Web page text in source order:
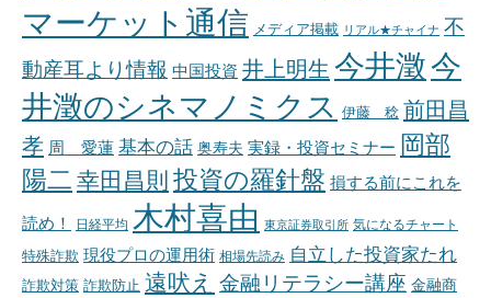
マーケット通信 メディア掲載 リアル★チャイナ 不
動産耳より情報 中国投資 井上明生 今井澂今
井澂のシネマノミクス 伊藤 稔 前田昌
孝 周 愛蓮 基本の話 奥寿夫 実録・投資セミナー 岡部
陽二 幸田昌則 投資の羅針盤 損する前にこれを
読め！ 日経平均 木村喜由 東京証券取引所 気になるチャート
特殊詐欺 現役プロの運用術 相場先読み 自立した投資家たれ
詐欺対策 詐欺防止 遠吠え 金融リテラシー講座 金融商